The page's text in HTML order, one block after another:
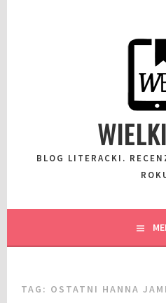
BLOG LITERACKI.
TAG: OSTATNI HANNA